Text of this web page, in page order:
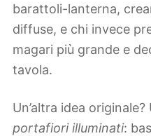
barattoli-lanterna,
diffuse, e chi invece
magari più grande e
tavola.
Un’altra idea
portafiori illuminati: